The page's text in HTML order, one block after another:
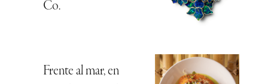
Co.
Frente al mar, en